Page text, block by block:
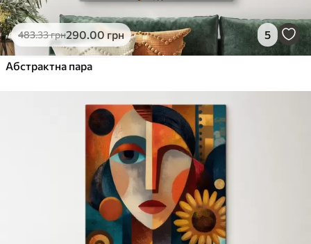
483.33грн290.00 грн 5
Абстрактна пара